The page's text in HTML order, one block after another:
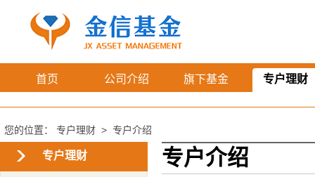
首页 公司介绍 旗下基金 专户理财
您的位置： 专户理财 > 专户介绍
专户理财 专户介绍